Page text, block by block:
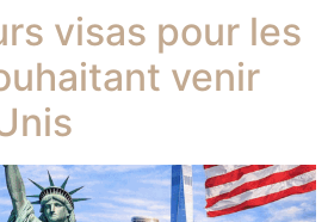
visas pour les
venir